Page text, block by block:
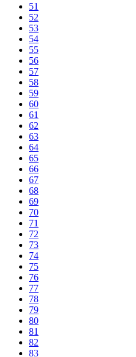
51
52
53
54
55
56
57
58
59
60
61
62
63
64
65
66
67
68
69
70
71
72
73
74
75
76
77
78
79
80
81
82
83